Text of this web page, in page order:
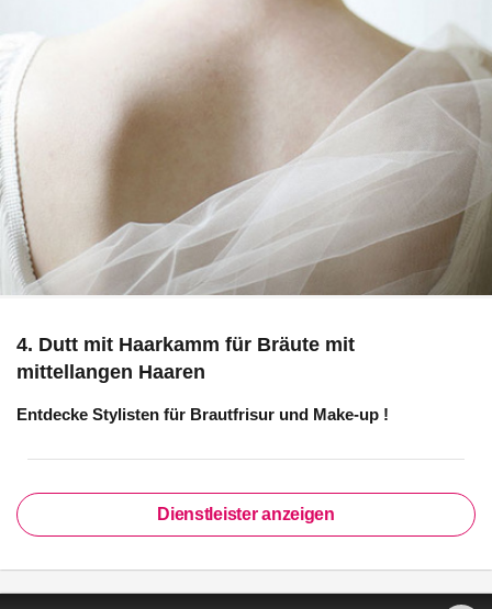
4. Dutt mit Haarkamm für Bräute mit
mittellangen Haaren
Entdecke Stylisten für Brautfrisur und Make-up !
Dienstleister anzeigen